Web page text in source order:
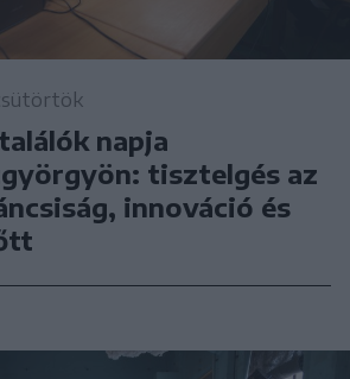
napja
tisztelgés az
innováció és